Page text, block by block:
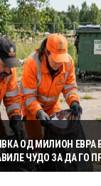
ОД МИЛИОН ЕВРА
ЧУДО ЗА ДА ГО